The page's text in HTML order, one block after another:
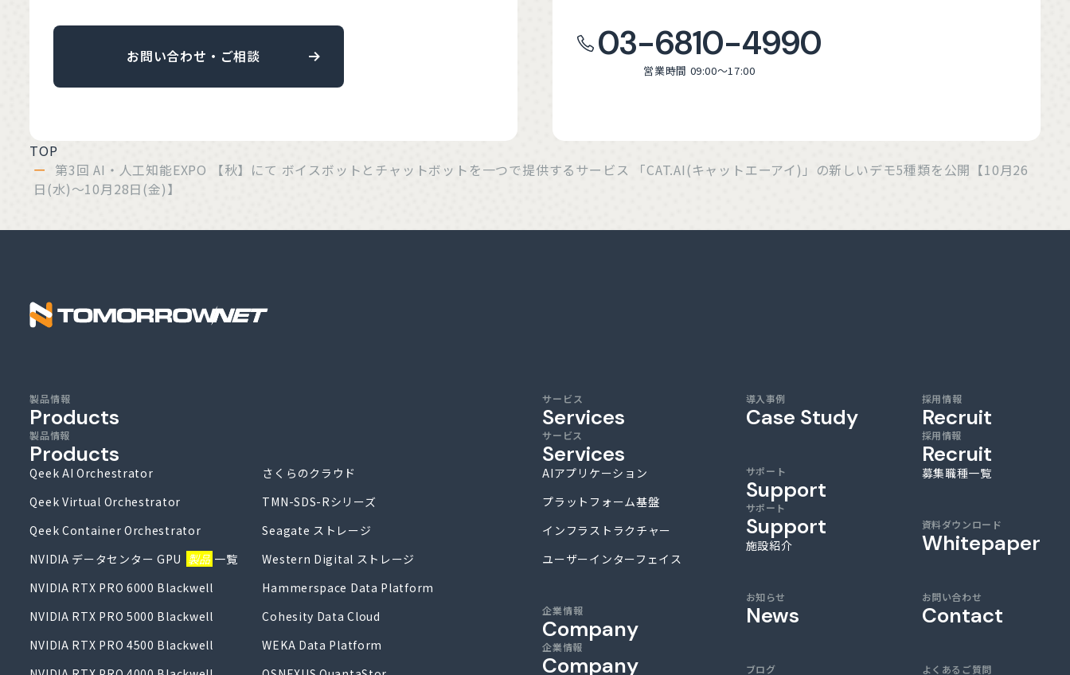
お問い合わせ・ご相談 03-6810-4990
営業時間 09:00～17:00
TOP
第3回 AI・人工知能EXPO 【秋】にて ボイスボットとチャットボットを一つで提供するサービス 「CAT.AI(キャットエーアイ)」の新しいデモ5種類を公開【10月26
日(水)～10月28日(金)】
株式会社トゥモロー・ネット
Products
製品情報
Products
製品情報
Qeek AI Orchestrator
Qeek Virtual Orchestrator
Qeek Container Orchestrator
NVIDIA データセンター GPU 製品 一覧
NVIDIA RTX PRO 6000 Blackwell
NVIDIA RTX PRO 5000 Blackwell
NVIDIA RTX PRO 4500 Blackwell
さくらのクラウド
TMN-SDS-Rシリーズ
Seagate ストレージ
Western Digital ストレージ
Hammerspace Data Platform
Cohesity Data Cloud
WEKA Data Platform
Services
サービス
Services
サービス
AIアプリケーション
プラットフォーム基盤
インフラストラクチャー
ユーザーインターフェイス
Company
企業情報
Company
企業情報
Case Study
導入事例
Support
サポート
Support
サポート
施設紹介
News
お知らせ
ブログ
Recruit
採用情報
Recruit
採用情報
募集職種一覧
Whitepaper
資料ダウンロード
Contact
お問い合わせ
よくあるご質問